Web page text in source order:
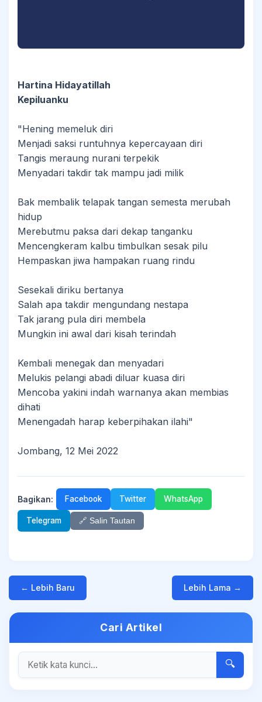
Hartina Hidayatillah
Kepiluanku
"Hening memeluk diri
Menjadi saksi runtuhnya kepercayaan diri
Tangis meraung nurani terpekik
Menyadari takdir tak mampu jadi milik
Bak membalik telapak tangan semesta merubah
hidup
Merebutmu paksa dari dekap tanganku
Mencengkeram kalbu timbulkan sesak pilu
Hempaskan jiwa hampakan ruang rindu
Sesekali diriku bertanya
Salah apa takdir mengundang nestapa
Tak jarang pula diri membela
Mungkin ini awal dari kisah terindah
Kembali menegak dan menyadari
Melukis pelangi abadi diluar kuasa diri
Mencoba yakini indah warnanya akan membias
dihati
Menengadah harap keberpihakan ilahi"
Jombang, 12 Mei 2022
Bagikan: Facebook Twitter WhatsApp
Telegram 🔗 Salin Tautan
← Lebih Baru Lebih Lama →
Cari Artikel
🔍